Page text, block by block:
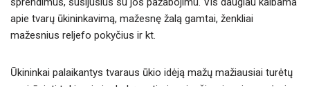
apie tvarų ūkininkavimą, mažesnę žalą gamtai, ženkliai
mažesnius reljefo pokyčius ir kt.
Ūkininkai palaikantys tvaraus ūkio idėją mažų mažiausiai turėtų